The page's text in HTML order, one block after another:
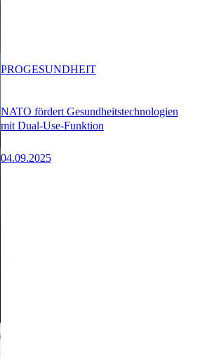
NATO fördert Gesundheitstechnologien
mit Dual-Use-Funktion
04.09.2025
PROGESUNDHEIT